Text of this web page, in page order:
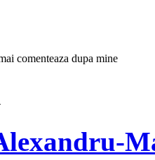
comenteaza dupa mine